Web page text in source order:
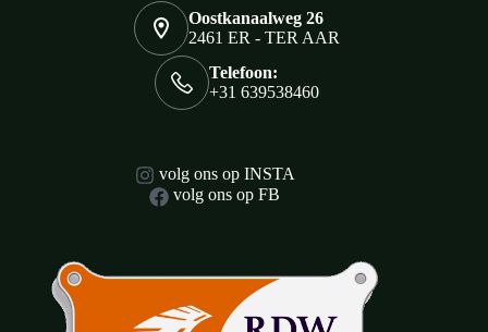
Oostkanaalweg 26
2461 ER - TER AAR
Telefoon:
+31 639538460
volg ons op INSTA
volg ons op FB